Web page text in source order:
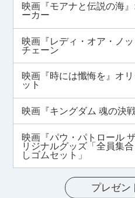
映画『モアナと伝説の海
ーカー
映画『レディ・オア・ノ
チェーン
映画『時には懺悔を』オ
ット
映画『キングダム 魂の決
映画『パウ・パトロール
リジナルグッズ「全員集
しゴムセット」
プレゼン